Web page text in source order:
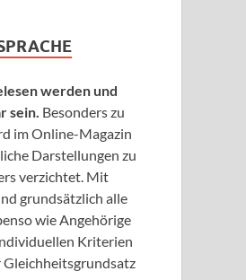
werden und
sein. Besonders zu
im Online-Magazin
Darstellungen zu
verzichtet. Mit
grundsätzlich alle
wie Angehörige
Kriterien